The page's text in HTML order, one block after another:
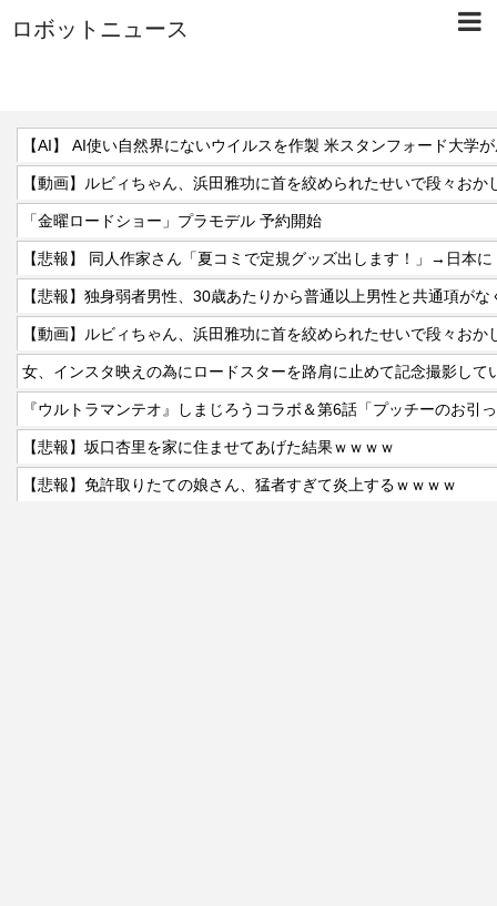
ロボットニュース
【AI】 AI使い自然界にないウイルスを作製 米スタンフォード大学
【動画】ルビィちゃん、浜田雅功に首を絞められたせいで段々おか
「金曜ロードショー」プラモデル 予約開始
【動画】ルビィちゃん、浜田雅功に首を絞められたせいで段々おか
『ウルトラマンテオ』しまじろうコラボ＆第6話「プッチーのお引
【悲報】坂口杏里を家に住ませてあげた結果ｗｗｗｗ
【悲報】免許取りたての娘さん、猛者すぎて炎上するｗｗｗｗ